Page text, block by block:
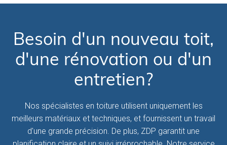
Besoin d'un nouveau toit,
d'une rénovation ou d'un
entretien?
Nos spécialistes en toiture utilisent uniquement les
meilleurs matériaux et techniques, et fournissent un travail
d'une grande précision. De plus, ZDP garantit une